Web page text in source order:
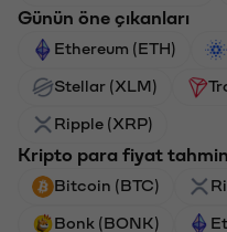
Günün öne çıkanları
Ethereum (ETH)
Stellar (XLM)
Ripple (XRP)
Kripto para fiyat
Bitcoin (BTC)
Bonk (BONK)